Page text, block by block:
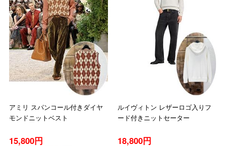
アミリ スパンコール付きダイヤ
モンドニットベスト
15,800円
ルイヴィトン レザーロゴ入りフ
ード付きニットセーター
18,800円